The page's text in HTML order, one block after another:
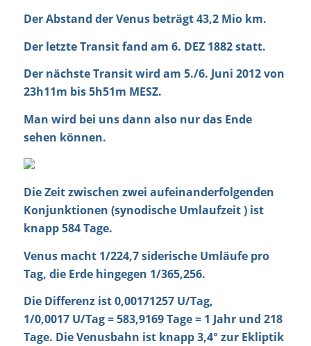
Der Abstand der Venus beträgt 43,2 Mio km.
Der letzte Transit fand am 6. DEZ 1882statt.
Der nächste Transit wird am 5./6. Juni 2012von
23h11m bis 5h51m MESZ.
Man wird bei uns dann also nur das Ende
sehen können.
Die Zeit zwischen zwei aufeinanderfolgenden
Konjunktionen (synodische Umlaufzeit ) ist
knapp584 Tage.
Venus macht 1/224,7 siderische Umläufe pro
Tag, die Erde hingegen 1/365,256.
Die Differenz ist 0,00171257 U/Tag,
1/0,0017 U/Tag = 583,9169 Tage = 1 Jahr und 218
Tage. Die Venusbahn ist knapp3,4° zur Ekliptik